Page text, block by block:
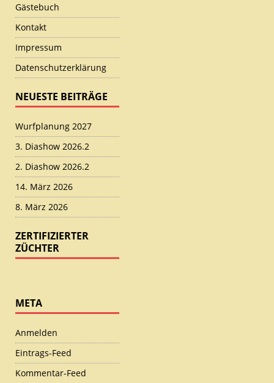
Gästebuch
Kontakt
Impressum
Datenschutzerklärung
NEUESTE BEITRÄGE
Wurfplanung 2027
3. Diashow 2026.2
2. Diashow 2026.2
14. März 2026
8. März 2026
ZERTIFIZIERTER
ZÜCHTER
META
Anmelden
Eintrags-Feed
Kommentar-Feed